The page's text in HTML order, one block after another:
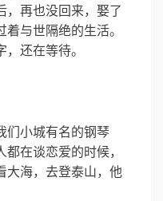
，再也没回来，娶了
与世隔绝的生活。
还在等待。
们小城有名的钢琴
在谈恋爱的时候，
大海，去登泰山，他